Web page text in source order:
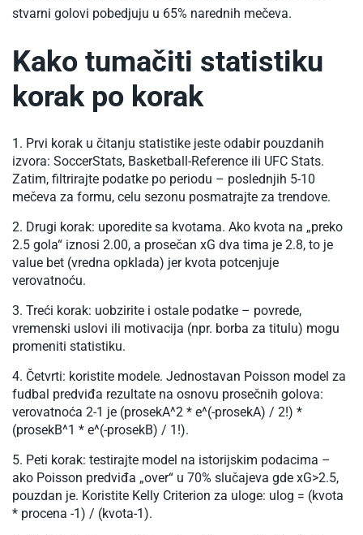
trke
stvarni golovi pobedjuju u 65% narednih mečeva.
Kako tumačiti statistiku
korak po korak
Prvi korak u čitanju statistike jeste odabir pouzdanih
izvora: SoccerStats, Basketball-Reference ili UFC Stats.
Zatim, filtrirajte podatke po periodu – poslednjih 5-10
mečeva za formu, celu sezonu posmatrajte za trendove.​
Drugi korak: uporedite sa kvotama. Ako kvota na „preko
2.5 gola“ iznosi 2.00, a prosečan xG dva tima je 2.8, to je
value bet (vredna opklada) jer kvota potcenjuje
verovatnoću.
Treći korak: uobzirite i ostale podatke – povrede,
vremenski uslovi ili motivacija (npr. borba za titulu) mogu
promeniti statistiku.​
Četvrti: koristite modele. Jednostavan Poisson model za
fudbal predviđa rezultate na osnovu prosečnih golova:
verovatnoća 2-1 je (prosekA^2 * e^(-prosekA) / 2!) *
(prosekB^1 * e^(-prosekB) / 1!).​
Peti korak: testirajte model na istorijskim podacima –
ako Poisson predviđa „over“ u 70% slučajeva gde xG>2.5,
pouzdan je. Koristite Kelly Criterion za uloge: ulog = (kvota
* procena -1) / (kvota-1).